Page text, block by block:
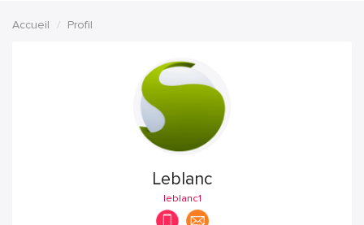
Accueil Profil
Leblanc
leblanc1